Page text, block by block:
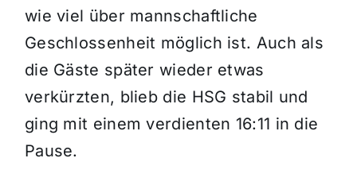
wie viel über mannschaftliche
Geschlossenheit möglich ist. Auch als
die Gäste später wieder etwas
verkürzten, blieb die HSG stabil und
ging mit einem verdienten 16:11 in die
Pause.